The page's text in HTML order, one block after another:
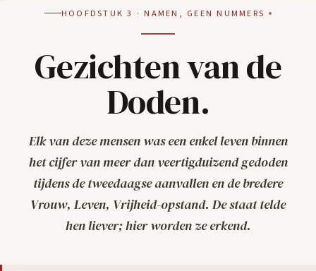
HOOFDSTUK 3 · NAMEN, GEEN NUMMERS
Gezichten van de
Doden.
Elk van deze mensen was een enkel leven binnen
het cijfer van meer dan veertigduizend gedoden
tijdens de tweedaagse aanvallen en de bredere
Vrouw, Leven, Vrijheid-opstand. De staat telde
hen liever; hier worden ze erkend.